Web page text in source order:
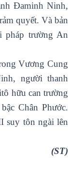
Đaminh Ninh,
quyết. Và bản
pháp trường An
Vương Cung
người thanh
hữu can trường
Chân Phước.
suy tôn ngài lên
(ST)